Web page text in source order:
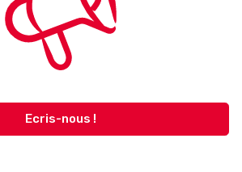
Ecris-nous !